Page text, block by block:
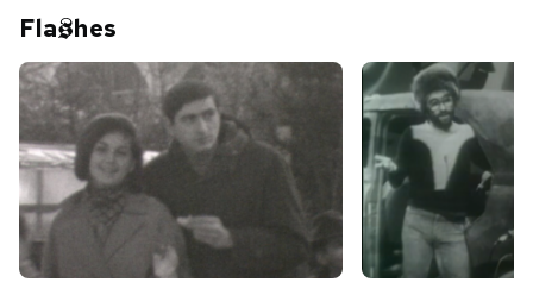
Fla hes